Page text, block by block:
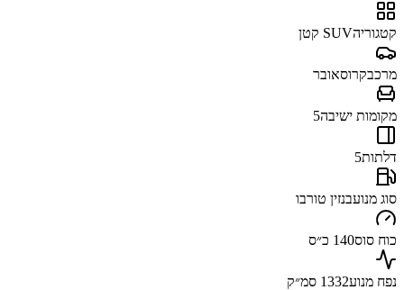
קטגוריהSUV קטן
מרכבקרוסאובר
מקומות ישיבה5
דלתות5
סוג מנועבנזין טורבו
כוח סוס140 כ״ס
נפח מנוע1332 סמ״ק